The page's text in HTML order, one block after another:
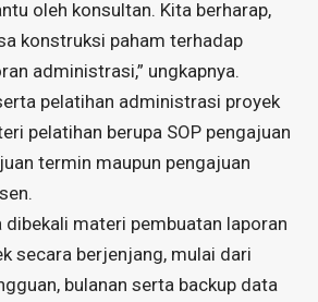
oleh konsultan. Kita berharap,
konstruksi paham terhadap
administrasi,” ungkapnya.
pelatihan administrasi proyek
pelatihan berupa SOP pengajuan
termin maupun pengajuan
dibekali materi pembuatan laporan
secara berjenjang, mulai dari
bulanan serta backup data